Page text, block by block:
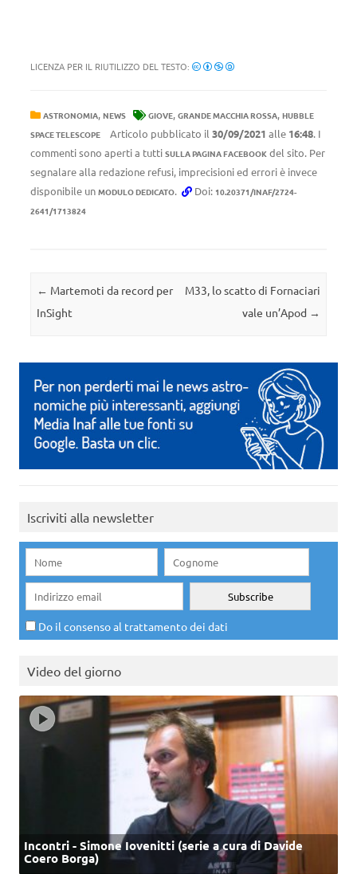
LICENZA PER IL RIUTILIZZO DEL TESTO:
ASTRONOMIA, NEWS GIOVE, GRANDE MACCHIA ROSSA, HUBBLE
SPACE TELESCOPE
Articolo pubblicato il 30/09/2021 alle 16:48. I
commenti sono aperti a tutti SULLA PAGINA FACEBOOK del sito. Per
segnalare alla redazione refusi, imprecisioni ed errori è invece
disponibile un MODULO DEDICATO. Doi: 10.20371/INAF/2724-
2641/1713824
Navigazione articolo
← Martemoti da record per
InSight
M33, lo scatto di Fornaciari
vale un’Apod →
Iscriviti alla newsletter
Do il consenso al trattamento dei dati
Video del giorno
Incontri - Simone Iovenitti (serie a cura di Davide
Coero Borga)